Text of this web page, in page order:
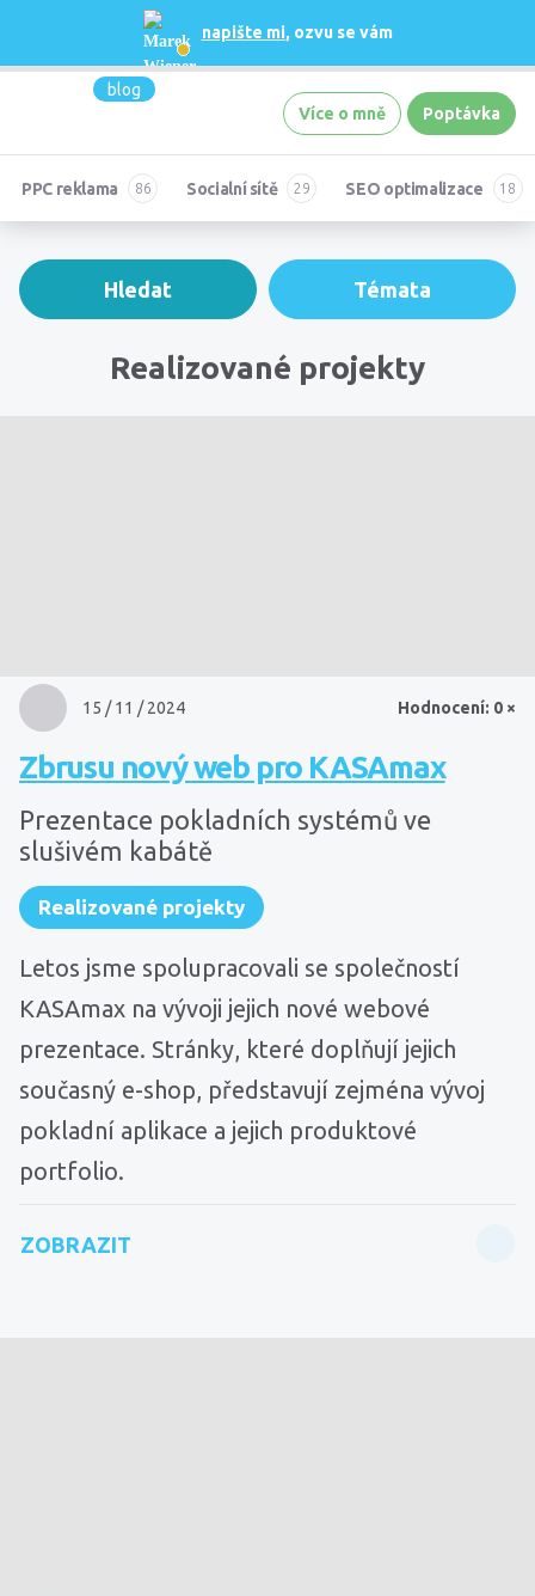
napište mi, ozvu se vám
blog
Více o mně
Poptávka
PPC reklama Socialní sítě SEO optimalizace
Realizované projekty
Hodnocení: 0 ×
15 / 11 / 2024
Zbrusu nový web pro KASAmax
Prezentace pokladních systémů ve
slušivém kabátě
Realizované projekty
Letos jsme spolupracovali se společností
KASAmax na vývoji jejich nové webové
prezentace. Stránky, které doplňují jejich
současný e-shop, představují zejména vývoj
pokladní aplikace a jejich produktové
portfolio.
ZOBRAZIT
Hledat Témata